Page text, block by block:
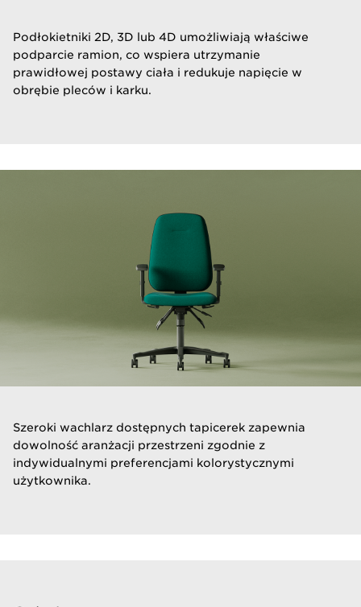
​Podłokietniki 2D, 3D lub 4D umożliwiają właściwe
podparcie ramion, co wspiera utrzymanie
prawidłowej postawy ciała i redukuje napięcie w
obrębie pleców i karku.
​Szeroki wachlarz dostępnych tapicerek zapewnia
dowolność aranżacji przestrzeni zgodnie z
indywidualnymi preferencjami kolorystycznymi
użytkownika.